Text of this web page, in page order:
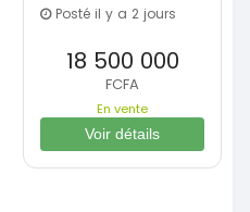
Posté il y a 2 jours
18 500 000
FCFA
En vente
Voir détails